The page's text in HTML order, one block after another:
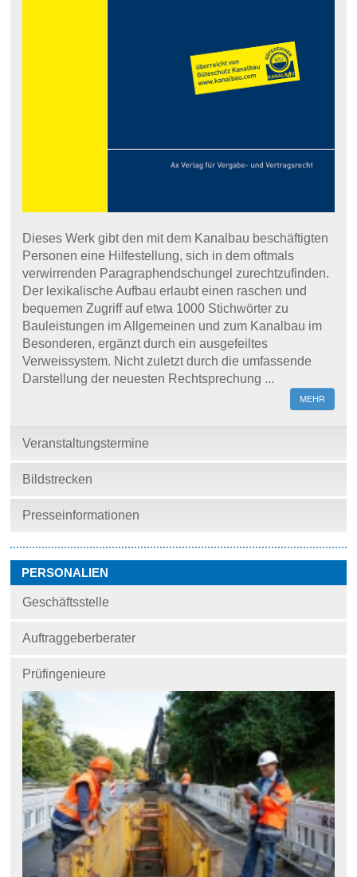
Dieses Werk gibt den mit dem Kanalbau beschäftigten
Personen eine Hilfestellung, sich in dem oftmals
verwirrenden Paragraphendschungel zurechtzufinden.
Der lexikalische Aufbau erlaubt einen raschen und
bequemen Zugriff auf etwa 1000 Stichwörter zu
Bauleistungen im Allgemeinen und zum Kanalbau im
Besonderen, ergänzt durch ein ausgefeiltes
Verweissystem. Nicht zuletzt durch die umfassende
Darstellung der neuesten Rechtsprechung ...
MEHR
Veranstaltungstermine
Bildstrecken
Presseinformationen
PERSONALIEN
Geschäftsstelle
Auftraggeberberater
Prüfingenieure